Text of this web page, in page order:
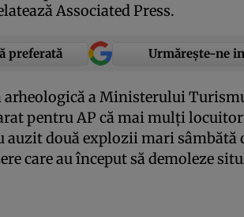
Associated Press.
preferată Urmărește-ne
a Ministerului
pentru AP că mai mulţi
auzit două explozii mari sâmbătă
care au început să demoleze